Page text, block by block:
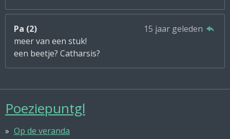
Pa (2)
15 jaar geleden
meer van een stuk!
een beetje? Catharsis?
Poeziepuntgl
Op de veranda